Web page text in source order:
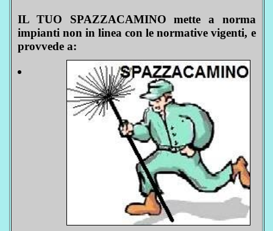
IL TUO SPAZZACAMINO mette a norma
impianti non in linea con le normative vigenti, e
provvede a: